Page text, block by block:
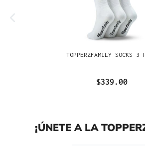
TOPPERZFAMILY SOCKS 3
$339.00
¡ÚNETE A LA